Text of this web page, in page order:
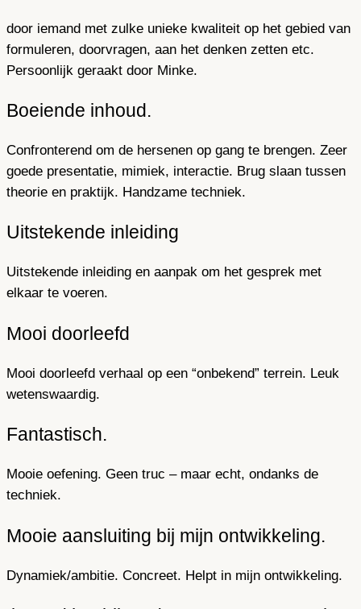
door iemand met zulke unieke kwaliteit op het gebied van
formuleren, doorvragen, aan het denken zetten etc.
Persoonlijk geraakt door Minke.
Boeiende inhoud.
Confronterend om de hersenen op gang te brengen. Zeer
goede presentatie, mimiek, interactie. Brug slaan tussen
theorie en praktijk. Handzame techniek.
Uitstekende inleiding
Uitstekende inleiding en aanpak om het gesprek met
elkaar te voeren.
Mooi doorleefd
Mooi doorleefd verhaal op een “onbekend” terrein. Leuk
wetenswaardig.
Fantastisch.
Mooie oefening. Geen truc – maar echt, ondanks de
techniek.
Mooie aansluiting bij mijn ontwikkeling.
Dynamiek/ambitie. Concreet. Helpt in mijn ontwikkeling.